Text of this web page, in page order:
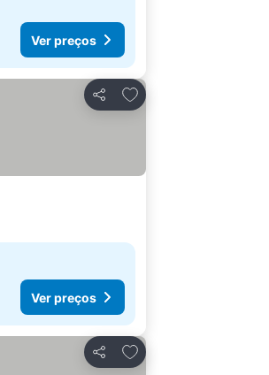
Ver preços
Partilhar
Adicionar aos favoritos
Ver preços
Partilhar
Adicionar aos favoritos